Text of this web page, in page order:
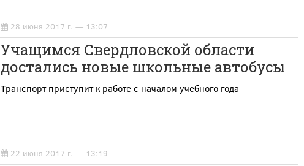
28 июня 2017 г. — 13:07
Учащимся Свердловской области
достались новые школьные автобусы
Транспорт приступит к работе с началом учебного года
22 июня 2017 г. — 13:19